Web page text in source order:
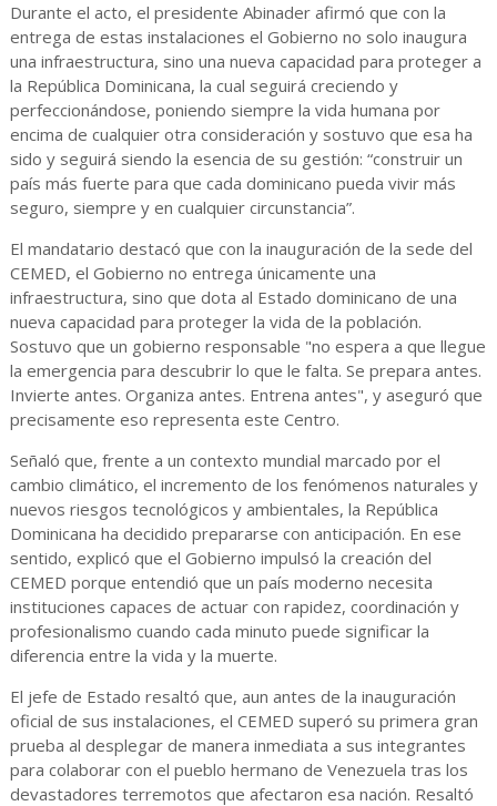
Durante el acto, el presidente Abinader afirmó que con la
entrega de estas instalaciones el Gobierno no solo inaugura
una infraestructura, sino una nueva capacidad para proteger a
la República Dominicana, la cual seguirá creciendo y
perfeccionándose, poniendo siempre la vida humana por
encima de cualquier otra consideración y sostuvo que esa ha
sido y seguirá siendo la esencia de su gestión: “construir un
país más fuerte para que cada dominicano pueda vivir más
seguro, siempre y en cualquier circunstancia”.
El mandatario destacó que con la inauguración de la sede del
CEMED, el Gobierno no entrega únicamente una
infraestructura, sino que dota al Estado dominicano de una
nueva capacidad para proteger la vida de la población.
Sostuvo que un gobierno responsable "no espera a que llegue
la emergencia para descubrir lo que le falta. Se prepara antes.
Invierte antes. Organiza antes. Entrena antes", y aseguró que
precisamente eso representa este Centro.
Señaló que, frente a un contexto mundial marcado por el
cambio climático, el incremento de los fenómenos naturales y
nuevos riesgos tecnológicos y ambientales, la República
Dominicana ha decidido prepararse con anticipación. En ese
sentido, explicó que el Gobierno impulsó la creación del
CEMED porque entendió que un país moderno necesita
instituciones capaces de actuar con rapidez, coordinación y
profesionalismo cuando cada minuto puede significar la
diferencia entre la vida y la muerte.
El jefe de Estado resaltó que, aun antes de la inauguración
oficial de sus instalaciones, el CEMED superó su primera gran
prueba al desplegar de manera inmediata a sus integrantes
para colaborar con el pueblo hermano de Venezuela tras los
devastadores terremotos que afectaron esa nación. Resaltó